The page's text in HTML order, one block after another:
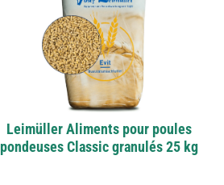
Leimüller Aliments pour poules
pondeuses Classic granulés 25 kg